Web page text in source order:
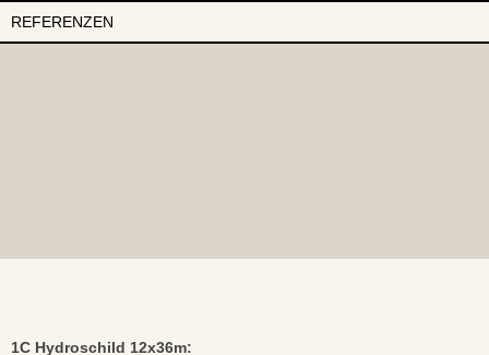
REFERENZEN
1C Hydroschild 12x36m: